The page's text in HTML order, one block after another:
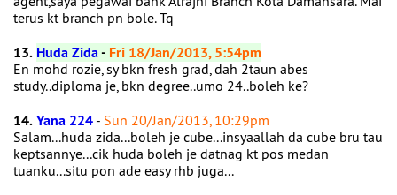
terus kt branch pn bole. Tq
13. Huda Zida- Fri 18/Jan/2013, 5:54pm
En mohd rozie, sy bkn fresh grad, dah 2taun abes
study..diploma je, bkn degree..umo 24..boleh ke?
14.Yana 224 - Sun 20/Jan/2013, 10:29pm
Salam...huda zida...boleh je cube...insyaallah da cube bru tau
keptsannye...cik huda boleh je datnag kt pos medan
tuanku...situ pon ade easy rhb juga...